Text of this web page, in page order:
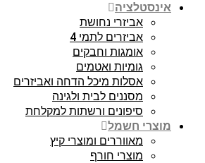
אינסטלציה
אביזרי נחושת
אביזרים לתמי 4
אומגות וחבקים
גומיות ואטמים
אסלות מיכל הדחה ואביזרים
מסננים לבית ולגינה
סיפונים ורשתות למקלחת
מוצרי חשמל
מאווררים ומוצרי קיץ
מוצרי חורף